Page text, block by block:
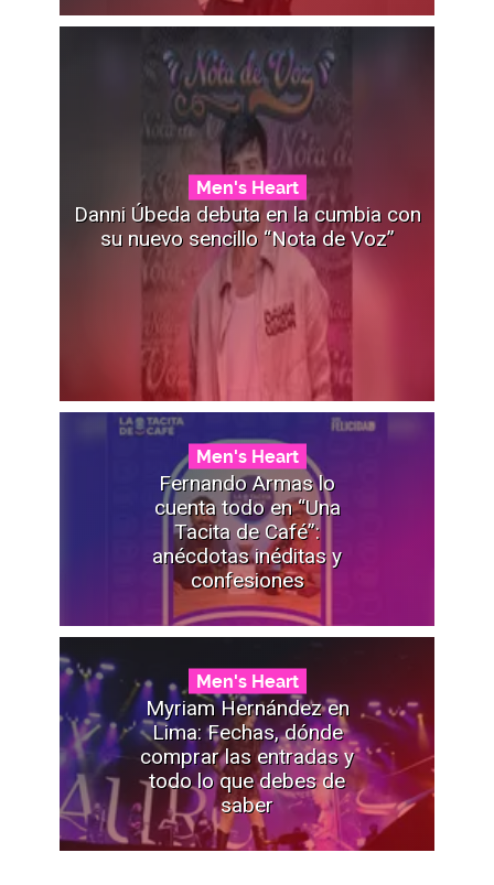
Men's Heart
Danni Úbeda debuta en la cumbia con
su nuevo sencillo “Nota de Voz”
Men's Heart
Fernando Armas lo
cuenta todo en “Una
Tacita de Café”:
anécdotas inéditas y
confesiones
Men's Heart
Myriam Hernández en
Lima: Fechas, dónde
comprar las entradas y
todo lo que debes de
saber